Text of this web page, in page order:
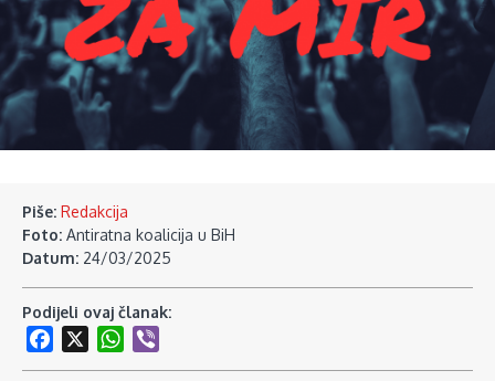
Piše: Redakcija
Foto: Antiratna koalicija u BiH
Datum: 24/03/2025
Podijeli ovaj članak:
Facebook
WhatsApp